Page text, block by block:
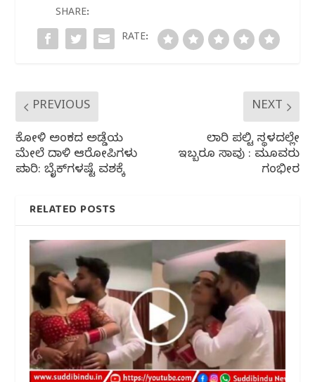
o
p
SHARE:
RATE:
PREVIOUS
ಕೋಳಿ ಅಂಕದ ಅಡ್ಡೆಯ
ಮೇಲೆ‌ ದಾಳಿ ಆರೋಪಿಗಳು
ಪರಾರಿ: ಬೈಕ್‌ಗಳಷ್ಟೆ ವಶಕ್ಕೆ
NEXT
ಲಾರಿ ಪಲ್ಟಿ ಸ್ಥಳದಲ್ಲೇ
ಇಬ್ಬರೂ ಸಾವು : ಮೂವರು
ಗಂಭೀರ
RELATED POSTS